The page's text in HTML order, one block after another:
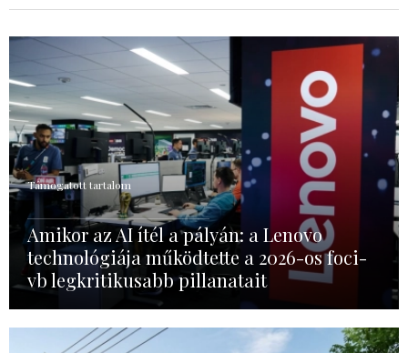
Támogatott tartalom
Amikor az AI ítél a pályán: a Lenovo
technológiája működtette a 2026-os foci-
vb legkritikusabb pillanatait